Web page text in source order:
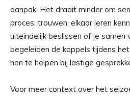
aanpak. Het draait minder om
proces: trouwen, elkaar leren
uiteindelijk beslissen of je
begeleiden de koppels tijdens
hen te helpen bij lastige
Voor meer context over het